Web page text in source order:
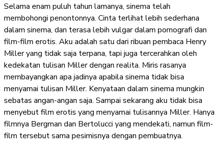
Selama enam puluh tahun lamanya, sinema telah
membohongi penontonnya. Cinta terlihat lebih sederhana
dalam sinema, dan terasa lebih vulgar dalam pornografi dan
film-film erotis. Aku adalah satu dari ribuan pembaca Henry
Miller yang tidak saja terpana, tapi juga tercerahkan oleh
kedekatan tulisan Miller dengan realita. Miris rasanya
membayangkan apa jadinya apabila sinema tidak bisa
menyamai tulisan Miller. Kenyataan dalam sinema mungkin
sebatas angan-angan saja. Sampai sekarang aku tidak bisa
menyebut film erotis yang menyamai tulisannya Miller. Hanya
filmnya Bergman dan Bertolucci yang mendekati, namun film-
film tersebut sama pesimisnya dengan pembuatnya.